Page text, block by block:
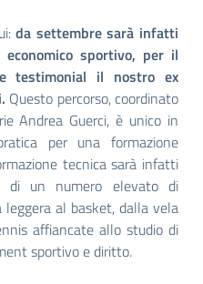
da settembre sarà infatti
sportivo, per il
testimonial il nostro ex
Questo percorso, coordinato
Andrea Guerci, è unico in
per una formazione
tecnica sarà infatti
di un numero elevato di
leggera al basket, dalla vela
affiancate allo studio di
sportivo e diritto.